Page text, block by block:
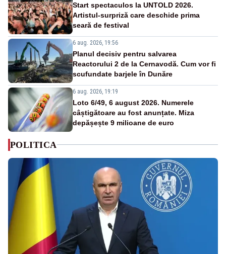
Start spectaculos la UNTOLD 2026.
Artistul-surpriză care deschide prima
seară de festival
6 aug. 2026, 19:56
Planul decisiv pentru salvarea
Reactorului 2 de la Cernavodă. Cum vor fi
scufundate barjele în Dunăre
6 aug. 2026, 19:19
Loto 6/49, 6 august 2026. Numerele
câștigătoare au fost anunțate. Miza
depășește 9 milioane de euro
POLITICA